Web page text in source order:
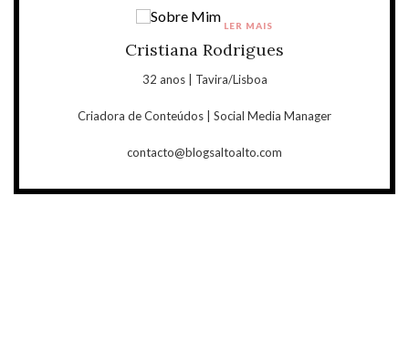
Cristiana Rodrigues
32 anos | Tavira/Lisboa
Criadora de Conteúdos | Social Media Manager
contacto@blogsaltoalto.com
LER MAIS